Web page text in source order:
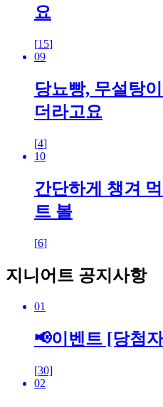
요
[15]
09
당뇨빵, 무설탕
더라고요
[4]
10
간단하게 챙겨
트 볼
[6]
지니어트 공지사항
01
📢이벤트 [당첨
[30]
02